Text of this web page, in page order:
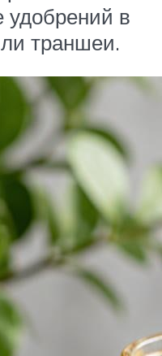
удобрений в
траншеи.